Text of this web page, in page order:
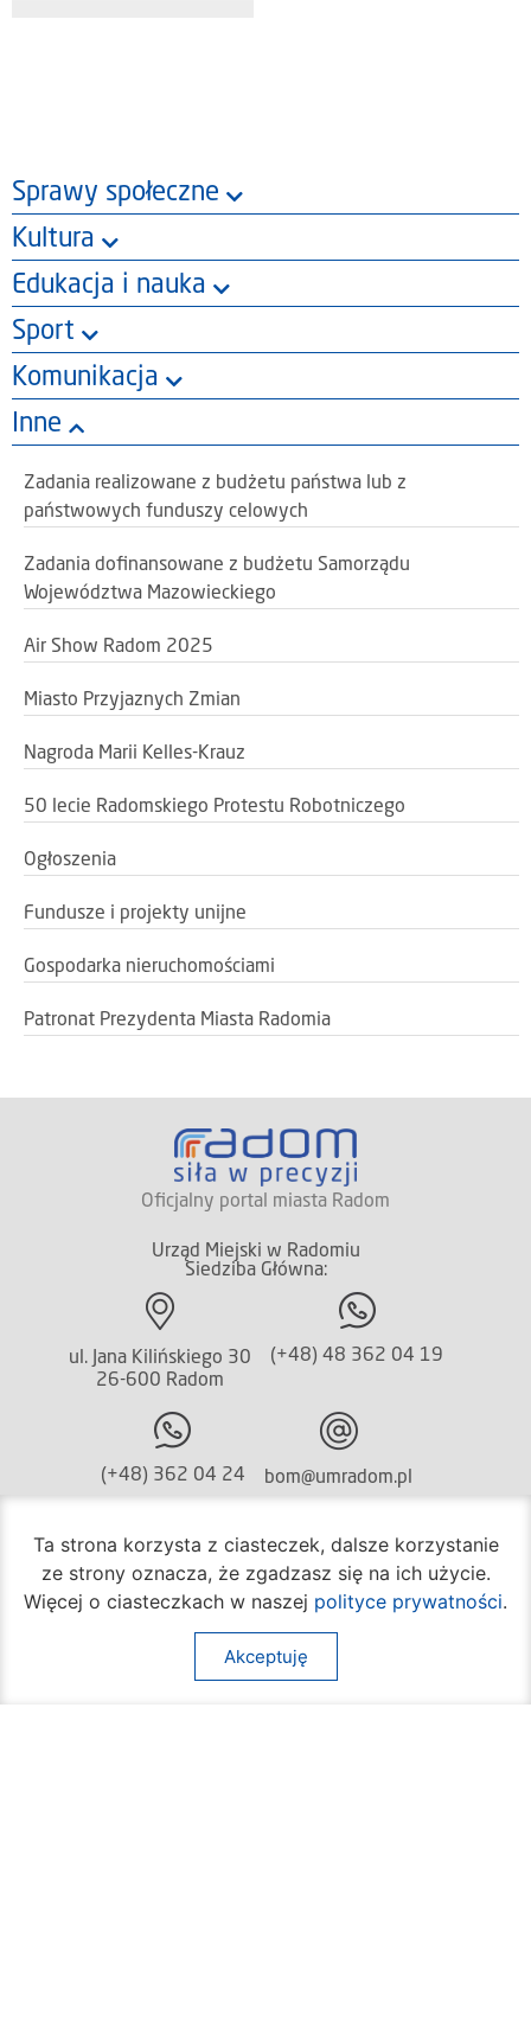
Sprawy społeczne
Kultura
Edukacja i nauka
Sport
Komunikacja
Inne
Zadania realizowane z budżetu państwa lub z
państwowych funduszy celowych
Zadania dofinansowane z budżetu Samorządu
Województwa Mazowieckiego
Air Show Radom 2025
Miasto Przyjaznych Zmian
Nagroda Marii Kelles-Krauz
50 lecie Radomskiego Protestu Robotniczego
Ogłoszenia
Fundusze i projekty unijne
Gospodarka nieruchomościami
Patronat Prezydenta Miasta Radomia
Oficjalny portal miasta Radom
Urząd Miejski w Radomiu
Siedziba Główna:
ul. Jana Kilińskiego 30
26-600 Radom
(+48) 48 362 04 19
(+48) 362 04 24 bom@umradom.pl
Biuro Obsługi Mieszkańca
poniedziałek – piątek
Pozostałe wydziały
Ta strona korzysta z ciasteczek, dalsze korzystanie
ze strony oznacza, że zgadzasz się na ich użycie.
Więcej o ciasteczkach w naszej polityce prywatności.
Akceptuję